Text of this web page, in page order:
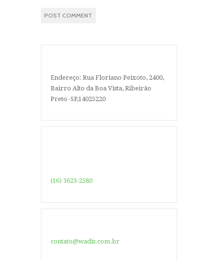
Endereço: Rua Floriano Peixoto, 2400,
Bairro Alto da Boa Vista, Ribeirão
Preto -SP,14025220
(16) 3623-2580
contato@wadis.com.br